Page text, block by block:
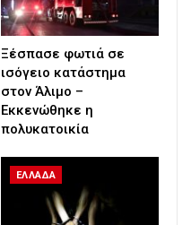
Ξέσπασε φωτιά σε
ισόγειο κατάστημα
στον Άλιμο –
Εκκενώθηκε η
πολυκατοικία
ΕΛΛΑΔΑ